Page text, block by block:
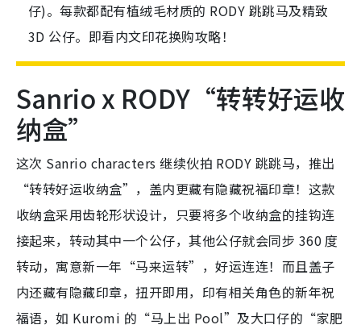
仔)。每款都配有植绒毛材质的 RODY 跳跳马及精致
3D 公仔。即看内文印花换购攻略！
Sanrio x RODY“转转好运收
纳盒”
这次 Sanrio characters 继续伙拍 RODY 跳跳马，推出
“转转好运收纳盒”，盖内更藏有隐藏祝福印章！这款
收纳盒采用齿轮形状设计，只要将多个收纳盒的挂钩连
接起来，转动其中一个公仔，其他公仔就会同步 360 度
转动，寓意新一年“马来运转”，好运连连！而且盖子
内还藏有隐藏印章，扭开即用，印有相关角色的新年祝
福语，如 Kuromi 的“马上出 Pool”及大口仔的“家肥